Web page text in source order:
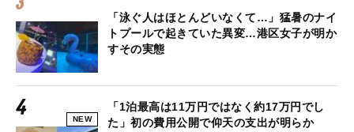
「泳ぐ人はほとんどいなくて…」猛暑のナイ
トプールで起きていた異変…港区女子が明か
すその実態
NEW
「1泊最高は11万円ではなく約17万円でし
た」初の費用公開で仰天の支出が明らか